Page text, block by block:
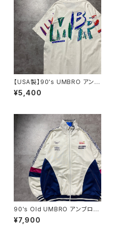
【USA製】90's UMBRO アンブ
ロ ペイントデザイン バックプ
リント シングルステッチ ホワ
¥5,400
90's Old UMBRO アンブロ
刺繍ロゴ サイドロゴテープ
ラインリブ ジャージ トラック
¥7,900